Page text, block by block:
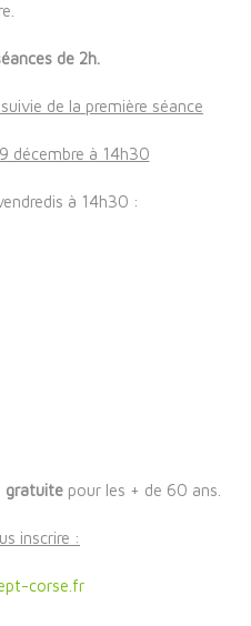
de 2h.
de la première séance
décembre à 14h30
à 14h30 :
gratuite pour les + de 60 ans.
inscrire :
corse.fr